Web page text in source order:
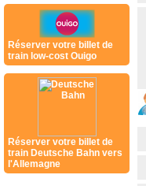
Réserver votre billet de
train low-cost Ouigo
Réserver votre billet de
train Deutsche Bahn vers
l'Allemagne